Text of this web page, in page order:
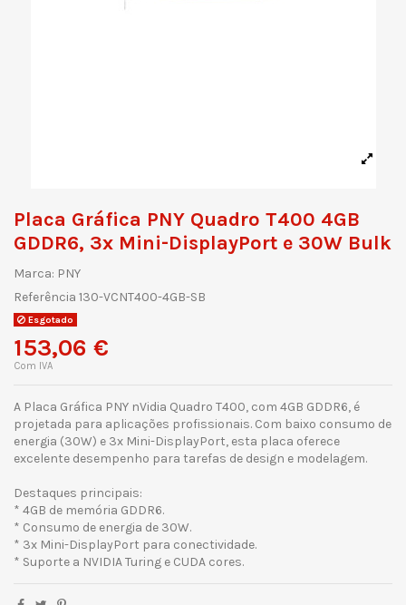
Placa Gráfica PNY Quadro T400 4GB
GDDR6, 3x Mini-DisplayPort e 30W Bulk
Marca: PNY
Referência 130-VCNT400-4GB-SB
Esgotado
153,06 €
Com IVA
A Placa Gráfica PNY nVidia Quadro T400, com 4GB GDDR6, é
projetada para aplicações profissionais. Com baixo consumo de
energia (30W) e 3x Mini-DisplayPort, esta placa oferece
excelente desempenho para tarefas de design e modelagem.
Destaques principais:
* 4GB de memória GDDR6.
* Consumo de energia de 30W.
* 3x Mini-DisplayPort para conectividade.
* Suporte a NVIDIA Turing e CUDA cores.